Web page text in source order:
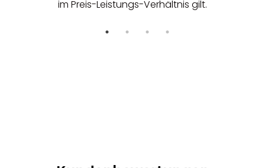
im Preis-Leistungs-Verhältnis gilt.